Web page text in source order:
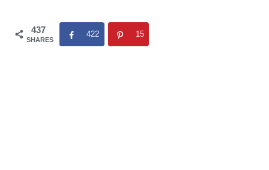
437
SHARES
422 15